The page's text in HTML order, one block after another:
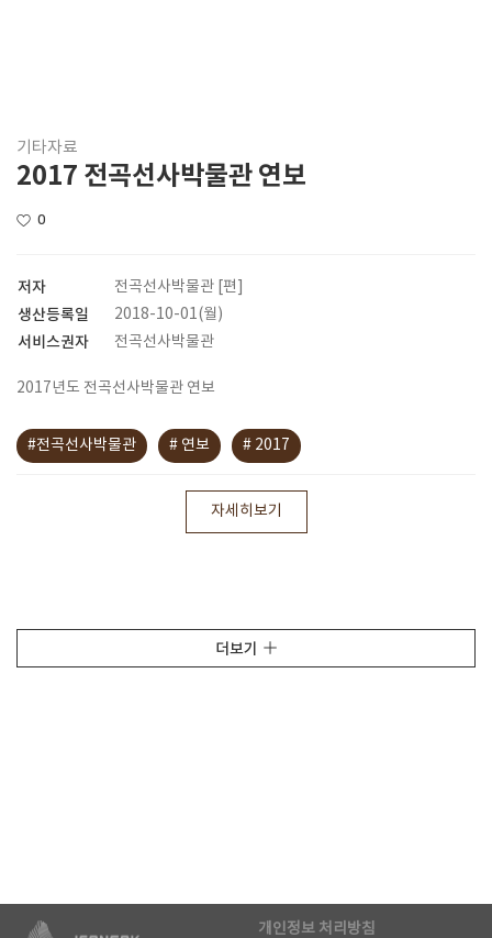
기타자료
2017 전곡선사박물관 연보
0
저자 전곡선사박물관 [편]
생산등록일 2018-10-01(월)
서비스권자 전곡선사박물관
2017년도 전곡선사박물관 연보
#전곡선사박물관 # 연보 # 2017
자세히보기
더보기
개인정보 처리방침